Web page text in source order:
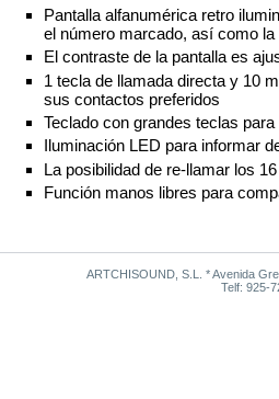
Pantalla alfanumérica retro
el número marcado, así como
El contraste de la pantalla es
1 tecla de llamada directa y 10
sus contactos preferidos
Teclado con grandes teclas
Iluminación LED para informar
La posibilidad de re-llamar los
Función manos libres para
ARTCHISOUND, S.L. * Avenida
Telf: 925-